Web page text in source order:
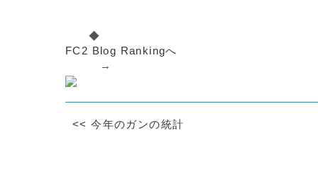
◆
FC2 Blog Rankingへ
→
<< 今年のガンの統計